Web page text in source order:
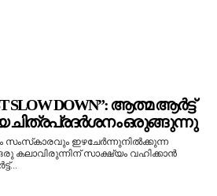
SLOW DOWN”: ആത്മ ആർട്ട്
ചിത്രപ്രദർശനം ഒരുങ്ങുന്നു
സംസ്‌കാരവും ഇഴചേർന്നുനിൽക്കുന്ന
ഒരു കലാവിരുന്നിന് സാക്ഷ്യം വഹിക്കാൻ